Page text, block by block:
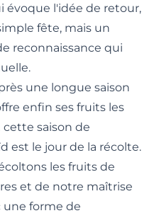
évoque l'idée de retour,
fête, mais un
reconnaissance qui
une longue saison
enfin ses fruits les
cette saison de
est le jour de la récolte.
les fruits de
et de notre maîtrise
une forme de